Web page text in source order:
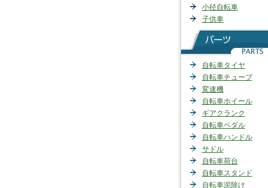
小径自転車
子供車
自転車タイヤ
自転車チューブ
変速機
自転車ホイール
ギアクランク
自転車ペダル
自転車ハンドル
サドル
自転車荷台
自転車スタンド
自転車泥除け